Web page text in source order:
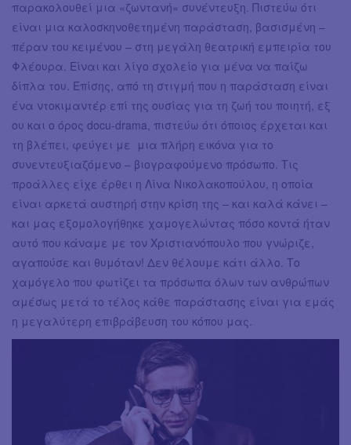
παρακολουθεί μια «ζωντανή» συνέντευξη. Πιστεύω ότι
είναι μια καλοσκηνοθετημένη παράσταση, βασισμένη –
πέραν του κειμένου – στη μεγάλη θεατρική εμπειρία του
Φλέουρα. Είναι και λίγο σχολείο για μένα να παίζω
δίπλα του. Επίσης, από τη στιγμή που η παράσταση είναι
ένα ντοκιμαντέρ επί της ουσίας για τη ζωή του ποιητή, εξ
ου και ο όρος docu-drama, πιστεύω ότι όποιος έρχεται και
τη βλέπει, φεύγει με μια πλήρη εικόνα για το
συνεντευξιαζόμενο – βιογραφούμενο πρόσωπο. Τις
προάλλες είχε έρθει η Λίνα Νικολακοπούλου, η οποία
είναι αρκετά αυστηρή στην κρίση της – και καλά κάνει –
και μας εξομολογήθηκε χαμογελώντας πόσο κοντά ήταν
αυτό που κάναμε με τον Χριστιανόπουλο που γνώριζε,
αγαπούσε και θυμόταν! Δεν θέλουμε κάτι άλλο. Το
χαμόγελο που φωτίζει τα πρόσωπα όλων των ανθρώπων
αμέσως μετά το τέλος κάθε παράστασης είναι για εμάς
η μεγαλύτερη επιβράβευση του κόπου μας.